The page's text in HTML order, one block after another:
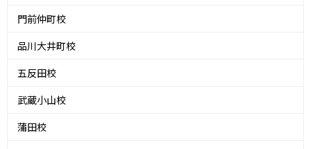
門前仲町校
品川大井町校
五反田校
武蔵小山校
蒲田校